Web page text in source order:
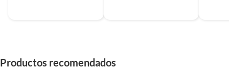
Productos recomendados